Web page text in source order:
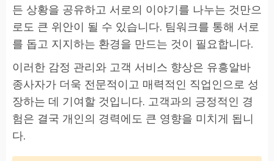
든 상황을 공유하고 서로의 이야기를 나누는 것만으
로도 큰 위안이 될 수 있습니다. 팀워크를 통해 서로
를 돕고 지지하는 환경을 만드는 것이 필요합니다.
이러한 감정 관리와 고객 서비스 향상은 유흥알바
종사자가 더욱 전문적이고 매력적인 직업인으로 성
장하는 데 기여할 것입니다. 고객과의 긍정적인 경
험은 결국 개인의 경력에도 큰 영향을 미치게 됩니
다.